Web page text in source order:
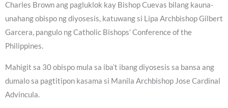
Charles Brown ang pagluklok kay Bishop Cuevas bilang kauna-
unahang obispo ng diyosesis, katuwang si Lipa Archbishop Gilbert
Garcera, pangulo ng Catholic Bishops’ Conference of the
Philippines.
Mahigit sa 30 obispo mula sa iba’t ibang diyosesis sa bansa ang
dumalo sa pagtitipon kasama si Manila Archbishop Jose Cardinal
Advincula.